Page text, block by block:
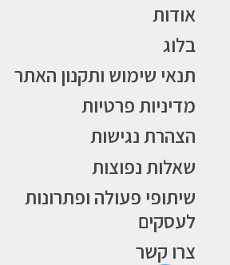
אודות
בלוג
תנאי שימוש ותקנון האתר
מדיניות פרטיות
הצהרת נגישות
שאלות נפוצות
שיתופי פעולה ופתרונות
לעסקים
צרו קשר